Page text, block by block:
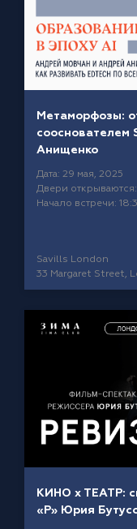
Метаморфозы:
сооснователем
Анищенко
Дата: 29 мая, 2025
Двери
Начало встречи:
Savills London
33 Margaret Street,
КИНО х ТЕАТР:
«Р» Юрия